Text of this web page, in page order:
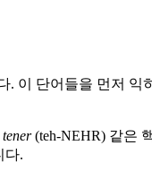
. 이 단어들을 먼저 익
tener(teh-NEHR) 같은
다.